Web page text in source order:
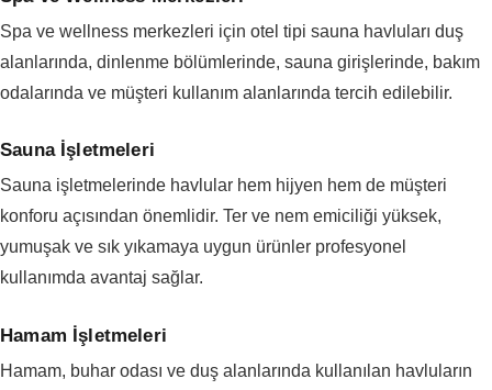
Spa ve wellness merkezleri için otel tipi sauna havluları duş
alanlarında, dinlenme bölümlerinde, sauna girişlerinde, bakım
odalarında ve müşteri kullanım alanlarında tercih edilebilir.
Sauna İşletmeleri
Sauna işletmelerinde havlular hem hijyen hem de müşteri
konforu açısından önemlidir. Ter ve nem emiciliği yüksek,
yumuşak ve sık yıkamaya uygun ürünler profesyonel
kullanımda avantaj sağlar.
Hamam İşletmeleri
Hamam, buhar odası ve duş alanlarında kullanılan havluların